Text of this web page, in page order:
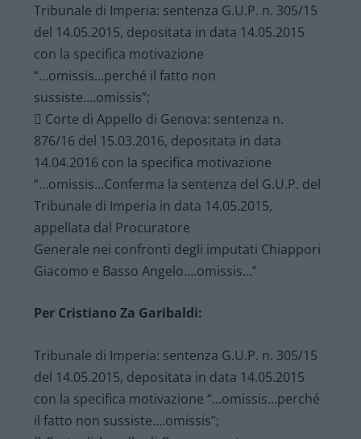
Tribunale di Imperia: sentenza G.U.P. n. 305/15
del 14.05.2015, depositata in data 14.05.2015
con la specifica motivazione
“…omissis…perché il fatto non
sussiste….omissis”;
 Corte di Appello di Genova: sentenza n.
876/16 del 15.03.2016, depositata in data
14.04.2016 con la specifica motivazione
“…omissis…Conferma la sentenza del G.U.P. del
Tribunale di Imperia in data 14.05.2015,
appellata dal Procuratore
Generale nei confronti degli imputati Chiappori
Giacomo e Basso Angelo….omissis…”
Per Cristiano Za Garibaldi:
Tribunale di Imperia: sentenza G.U.P. n. 305/15
del 14.05.2015, depositata in data 14.05.2015
con la specifica motivazione “…omissis…perché
il fatto non sussiste….omissis”;